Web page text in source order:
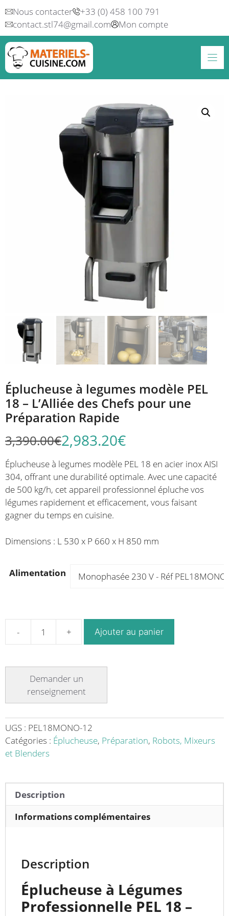
Aller
au
contenu
Nous contacter
+33 (0) 458 100 791
contact.stl74@gmail.com
Mon compte
Éplucheuse à legumes modèle PEL
18 – L’Alliée des Chefs pour une
Préparation Rapide
3,390.00€2,983.20€
Éplucheuse à legumes modèle PEL 18 en acier inox AISI
304, offrant une durabilité optimale. Avec une capacité
de 500 kg/h, cet appareil professionnel épluche vos
légumes rapidement et efficacement, vous faisant
gagner du temps en cuisine.
Dimensions : L 530 x P 660 x H 850 mm
Alimentation
quantité
à
legumes
modèle
18
-
une
Préparation
Ajouter au panier
UGS : PEL18MONO-12
Catégories : Éplucheuse, Préparation, Robots, Mixeurs
et Blenders
Description
Informations complémentaires
Description
Éplucheuse à Légumes
Professionnelle PEL 18 –